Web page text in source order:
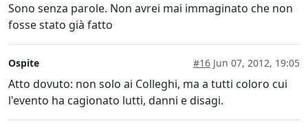
Sono senza parole. Non avrei mai immaginato che non
fosse stato già fatto
Ospite #16 Jun 07, 2012, 19:05
Atto dovuto: non solo ai Colleghi, ma a tutti coloro cui
l'evento ha cagionato lutti, danni e disagi.